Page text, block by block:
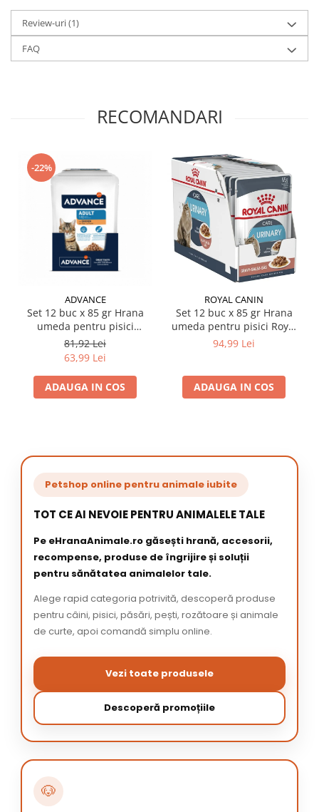
Review-uri(1)
FAQ
RECOMANDARI
-22%
ADVANCE
Set 12 buc x 85 gr Hrana
umeda pentru pisici
Advance cu pui
81,92 Lei
63,99 Lei
ADAUGA IN COS
ROYAL CANIN
Set 12 buc x 85 gr Hrana
umeda pentru pisici Royal
Canin Urinary Care
94,99 Lei
ADAUGA IN COS
Petshop online pentru animale iubite
TOT CE AI NEVOIE PENTRU ANIMALELE TALE
Pe eHranaAnimale.ro găsești hrană, accesorii,
recompense, produse de îngrijire și soluții
pentru sănătatea animalelor tale.
Alege rapid categoria potrivită, descoperă produse
pentru câini, pisici, păsări, pești, rozătoare și animale
de curte, apoi comandă simplu online.
Vezi toate produsele
Descoperă promoțiile
🐶